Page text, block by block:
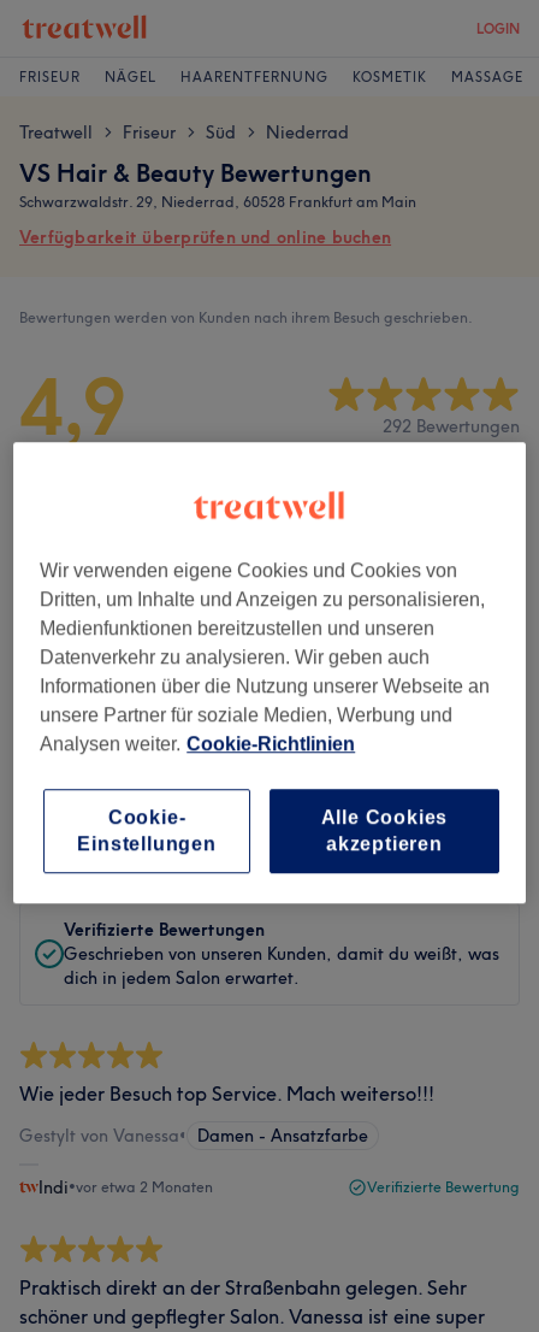
LOGIN
FRISEUR NÄGEL HAARENTFERNUNG KOSMETIK MASSAGE
Treatwell > Friseur > Süd > Niederrad
VS Hair & Beauty Bewertungen
Schwarzwaldstr. 29, Niederrad, 60528 Frankfurt am Main
Verfügbarkeit überprüfen und online buchen
Bewertungen werden von Kunden nach ihrem Besuch geschrieben.
4,9 292 Bewertungen
Service
Bewertungen filtern
Behandlung Alle Bewertungen
Bewertung Nach Sternen filtern
Verifizierte Bewertungen
Geschrieben von unseren Kunden, damit du weißt, was
dich in jedem Salon erwartet.
Wie jeder Besuch top Service. Mach weiterso!!!
Gestylt von Vanessa• Damen - Ansatzfarbe
Indi•vor etwa 2 Monaten Verifizierte Bewertung
Praktisch direkt an der Straßenbahn gelegen. Sehr
schöner und gepflegter Salon. Vanessa ist eine super
Wir verwenden eigene Cookies und Cookies von
Dritten, um Inhalte und Anzeigen zu personalisieren,
Medienfunktionen bereitzustellen und unseren
Datenverkehr zu analysieren. Wir geben auch
Informationen über die Nutzung unserer Webseite an
unsere Partner für soziale Medien, Werbung und
Analysen weiter. Cookie-Richtlinien
Cookie-
Einstellungen
Alle Cookies
akzeptieren